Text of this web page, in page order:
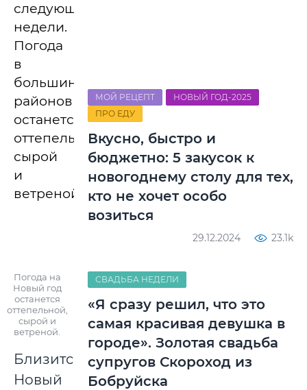
следующей
недели.
Погода
в
большинстве
районов
останется
оттепельной,
сырой
и
ветреной.
Погода на
Новый год
останется
оттепельной,
сырой и
ветреной.
Близится
Новый
МОЙ РЕЦЕПТ
НОВЫЙ ГОД-2025
ПРО ЕДУ
Вкусно, быстро и
бюджетно: 5 закусок к
новогоднему столу для тех,
кто не хочет особо
возиться
29.12.2024 23.1k
СВАДЬБА НЕДЕЛИ
«Я сразу решил, что это
самая красивая девушка в
городе». Золотая свадьба
супругов Скороход из
Бобруйска